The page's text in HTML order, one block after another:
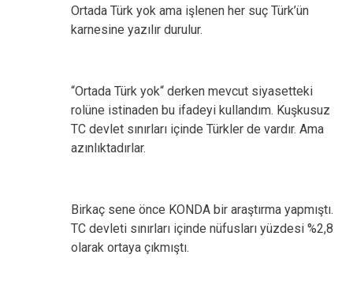
Ortada Türk yok ama işlenen her suç Türk’ün
karnesine yazılır durulur.
“Ortada Türk yok“ derken mevcut siyasetteki
rolüne istinaden bu ifadeyi kullandım. Kuşkusuz
TC devlet sınırları içinde Türkler de vardır. Ama
azınlıktadırlar.
Birkaç sene önce KONDA bir araştırma yapmıştı.
TC devleti sınırları içinde nüfusları yüzdesi %2,8
olarak ortaya çıkmıştı.